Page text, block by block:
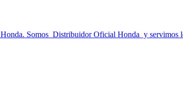
Somos Distribuidor Oficial Honda y servimos